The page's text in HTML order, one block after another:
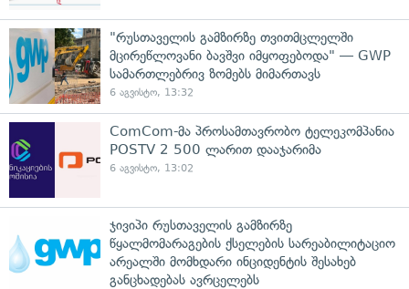
"რუსთაველის გამზირზე თვითმცლელში
მცირეწლოვანი ბავშვი იმყოფებოდა" — GWP
სამართლებრივ ზომებს მიმართავს
6 აგვისტო, 13:32
ComCom-მა პროსამთავრობო ტელეკომპანია
POSTV 2 500 ლარით დააჯარიმა
6 აგვისტო, 13:02
ჯივიპი რუსთაველის გამზირზე
წყალმომარაგების ქსელების სარეაბილიტაციო
არეალში მომხდარი ინციდენტის შესახებ
განცხადებას ავრცელებს